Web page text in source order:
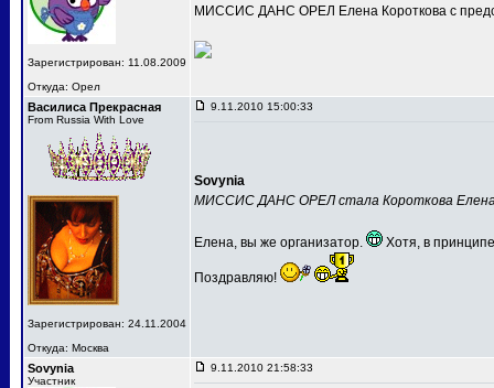
Зарегистрирован: 11.08.2009
Откуда: Орел
МИССИС ДАНС ОРЕЛ Елена Короткова с
Василиса Прекрасная
From Russia With Love
Зарегистрирован: 24.11.2004
Откуда: Москва
9.11.2010 15:00:33
Sovynia
МИССИС ДАНС ОРЕЛ стала Короткова
Елена, вы же организатор. Хотя, в
Поздравляю!
Sovynia
Участник
9.11.2010 21:58:33